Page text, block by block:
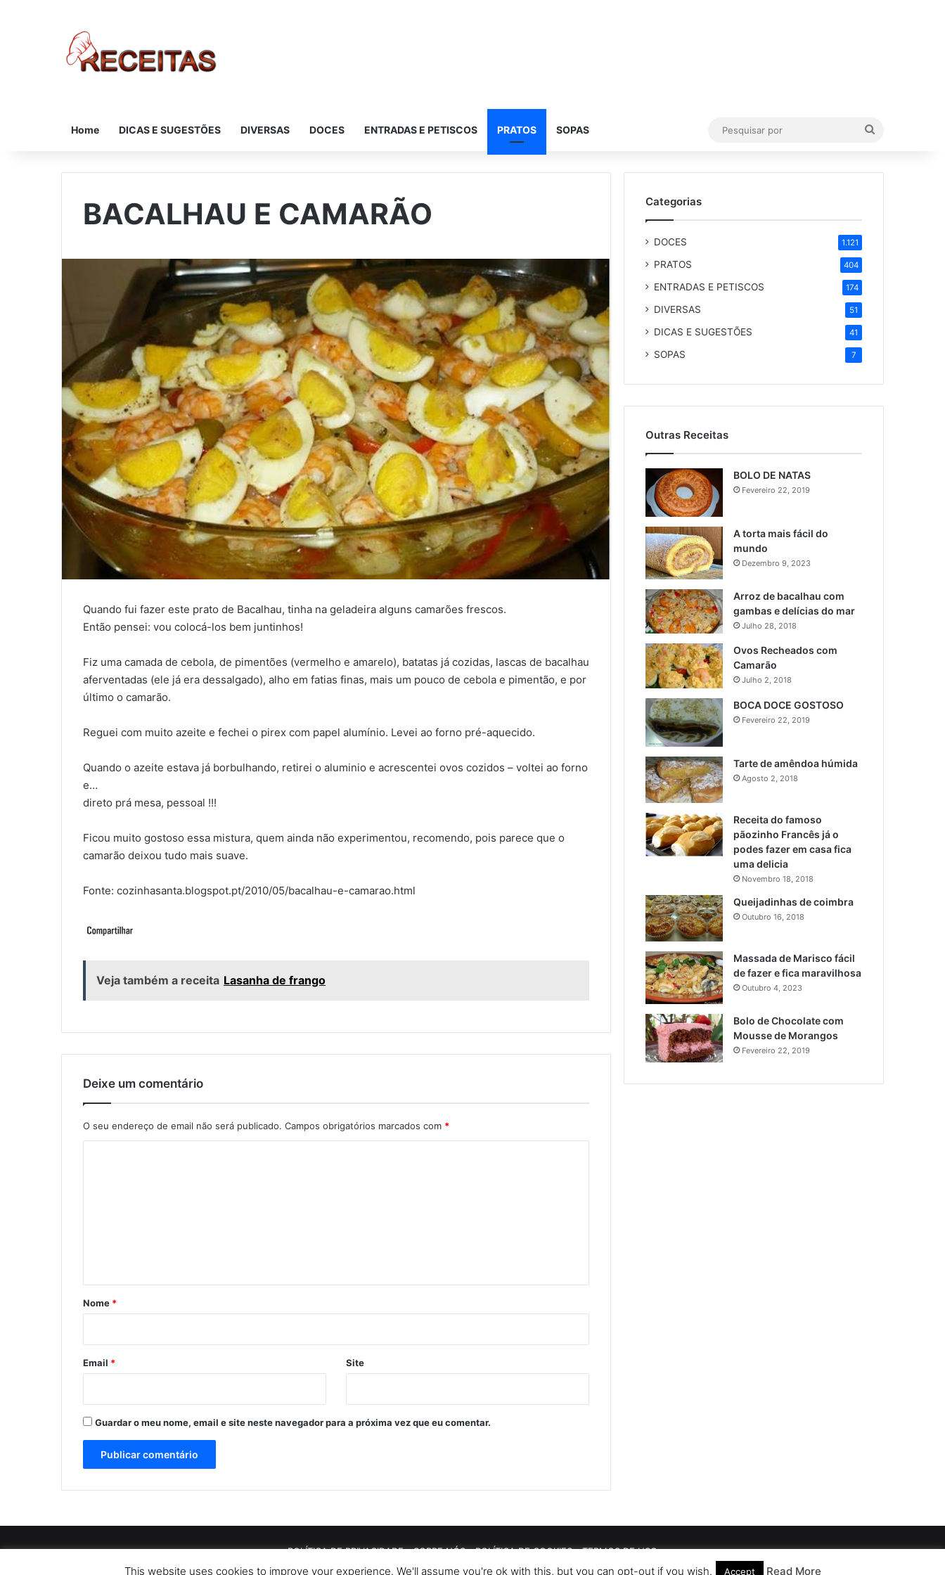
Home DICAS E SUGESTÕES DIVERSAS DOCES ENTRADAS E PETISCOS PRATOS SOPAS
BACALHAU E CAMARÃO
Quando fui fazer este prato de Bacalhau, tinha na geladeira alguns camarões frescos.
Então pensei: vou colocá-los bem juntinhos!
Fiz uma camada de cebola, de pimentões (vermelho e amarelo), batatas já cozidas, lascas de bacalhau
aferventadas (ele já era dessalgado), alho em fatias finas, mais um pouco de cebola e pimentão, e por
último o camarão.
Reguei com muito azeite e fechei o pirex com papel alumínio. Levei ao forno pré-aquecido.
Quando o azeite estava já borbulhando, retirei o aluminio e acrescentei ovos cozidos – voltei ao forno
e…
direto prá mesa, pessoal !!!
Ficou muito gostoso essa mistura, quem ainda não experimentou, recomendo, pois parece que o
camarão deixou tudo mais suave.
Fonte: cozinhasanta.blogspot.pt/2010/05/bacalhau-e-camarao.html
Veja também a receita Lasanha de frango
Deixe um comentário
O seu endereço de email não será publicado. Campos obrigatórios marcados com *
r
*
Nome *
Email * Site
Guardar o meu nome, email e site neste navegador para a próxima vez que eu comentar.
Categorias
DOCES 1.121
PRATOS 404
ENTRADAS E PETISCOS 174
DIVERSAS 51
DICAS E SUGESTÕES 41
SOPAS 7
Outras Receitas
BOLO DE NATAS
Fevereiro 22, 2019
A torta mais fácil do
mundo
Dezembro 9, 2023
Arroz de bacalhau com
gambas e delícias do mar
Julho 28, 2018
Ovos Recheados com
Camarão
Julho 2, 2018
BOCA DOCE GOSTOSO
Fevereiro 22, 2019
Tarte de amêndoa húmida
Agosto 2, 2018
Receita do famoso
pãozinho Francês já o
podes fazer em casa fica
uma delicia
Novembro 18, 2018
Queijadinhas de coimbra
Outubro 16, 2018
Massada de Marisco fácil
de fazer e fica maravilhosa
Outubro 4, 2023
Bolo de Chocolate com
Mousse de Morangos
Fevereiro 22, 2019
POLÍTICA DE PRIVACIDADE SOBRE NÓS POLÍTICA DE COOKIES TERMOS DE USO
This website uses cookies to improve your experience. We'll assume you're ok with this, but you can opt-out if you wish. Accept Read More